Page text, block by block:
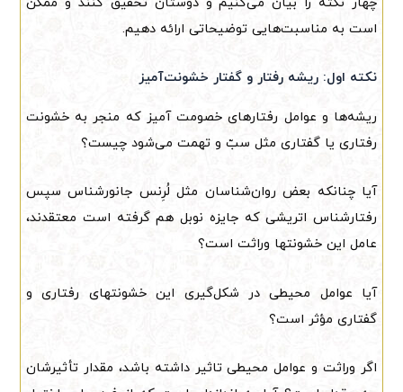
است به مناسبت‌هایی توضیحاتی ارائه دهیم.
نکته اول: ریشه رفتار و گفتار خشونت‌آمیز
ریشه‌ها و عوامل رفتارهای خصومت آمیز که منجر به خشونت
رفتاری یا گفتاری مثل سبّ و تهمت می‌شود چیست؟
آیا چنانکه بعض روان‌شناسان مثل لُرِنس جانورشناس سپس
رفتارشناس اتریشی که جایزه نوبل هم گرفته است معتقدند،
عامل این خشونتها وراثت است؟
آیا عوامل محیطی در شکل‌گیری این خشونتهای رفتاری و
گفتاری مؤثر است؟
اگر وراثت و عوامل محیطی تاثیر داشته باشد، مقدار تأثیرشان